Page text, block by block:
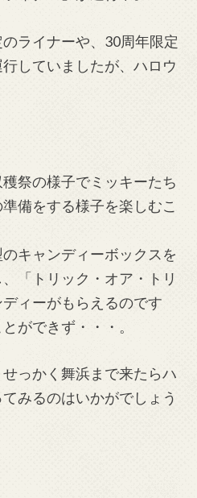
ライナーや、30周年限定
していましたが、ハロウ
祭の様子でミッキーたち
備をする様子を楽しむこ
キャンディーボックスを
「トリック・オア・トリ
ィーがもらえるのです
ができず・・・。
っかく舞浜まで来たらハ
みるのはいかがでしょう